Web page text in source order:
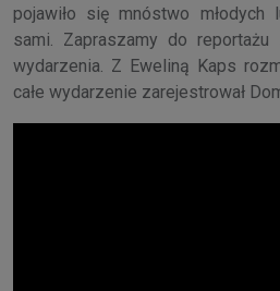
pojawiło się mnóstwo
sami. Zapraszamy do
wydarzenia. Z Eweliną Kaps
całe wydarzenie zarejestrował